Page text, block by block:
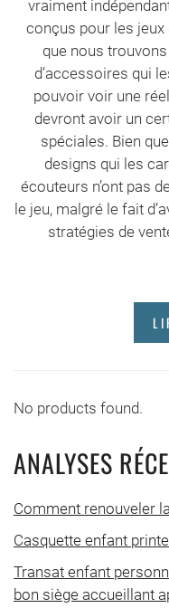
vraiment
conçus pour les jeux
que nous
d’accessoires qui
pouvoir voir une
devront avoir un
spéciales. Bien
designs qui les
écouteurs n’ont pas
le jeu, malgré le fait
stratégies de
No products found.
ANALYSES
Comment renouveler
Casquette enfant
Transat enfant
bon siège accueillant